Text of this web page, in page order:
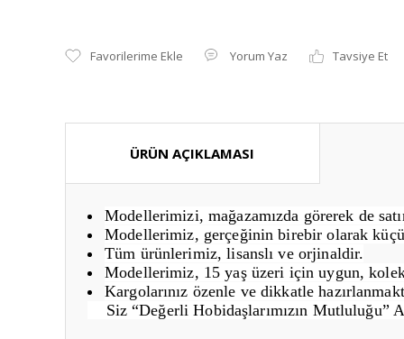
Yorum Yaz Tavsiye Et
ÜRÜN AÇIKLAMASI
Modellerimizi, mağazamızda görerek de
Modellerimiz, gerçeğinin birebir olarak
Tüm ürünlerimiz, lisanslı ve orjinaldir.
Modellerimiz, 15 yaş üzeri için uygun,
Kargolarınız özenle ve dikkatle
Siz “Değerli Hobidaşlarımızın Mutluluğu”